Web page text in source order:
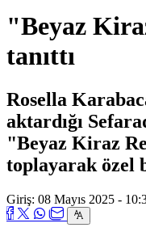
"Beyaz
tanıttı
Rosella
aktardığı
"Beyaz Kiraz
toplayarak özel
Giriş: 08 Mayıs 2025 -